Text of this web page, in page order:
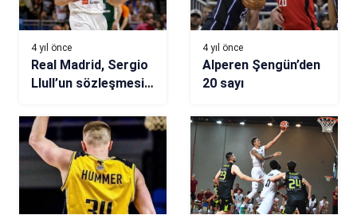
4 yıl önce
Real Madrid, Sergio
Llull’un sözleşmesini
4 yıl önce
Alperen Şengün’den
20 sayı